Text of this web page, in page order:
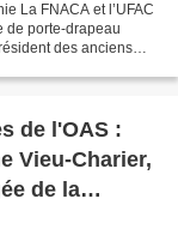
La FNACA et l’UFAC
de porte-drapeau
des anciens
de l'OAS :
Vieu-Charier,
de la
texte